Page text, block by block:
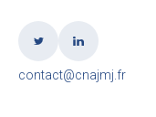
contact@cnajmj.fr